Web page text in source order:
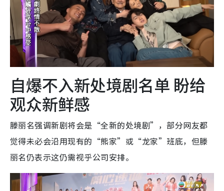
自爆不入新处境剧名单 盼给
观众新鲜感
滕丽名强调新剧将会是“全新的处境剧”，部分网友都
觉得未必会沿用现有的“熊家”或“龙家”班底，但滕
丽名仍表示这仍需视乎公司安排。